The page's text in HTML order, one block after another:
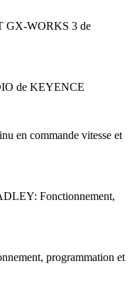
GX-WORKS 3 de
de KEYENCE
en commande vitesse et
Fonctionnement,
programmation et